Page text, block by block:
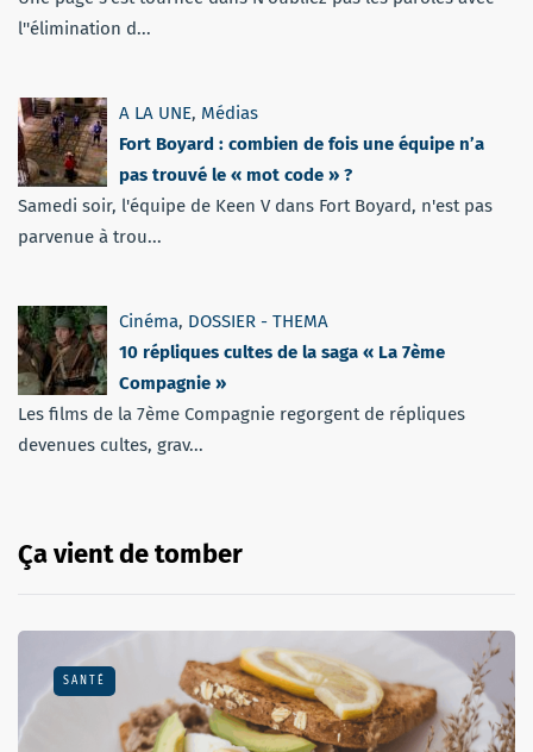
l''élimination d...
A LA UNE, Médias
Fort Boyard : combien de fois une équipe n’a
pas trouvé le « mot code » ?
Samedi soir, l'équipe de Keen V dans Fort Boyard, n'est pas
parvenue à trou...
Cinéma, DOSSIER - THEMA
10 répliques cultes de la saga « La 7ème
Compagnie »
Les films de la 7ème Compagnie regorgent de répliques
devenues cultes, grav...
Ça vient de tomber
SANTÉ